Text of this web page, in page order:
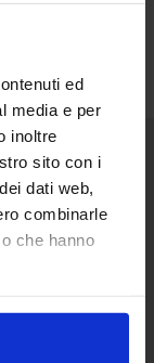
ed
media e per
inoltre
sito con i
dati web,
combinarle
che hanno